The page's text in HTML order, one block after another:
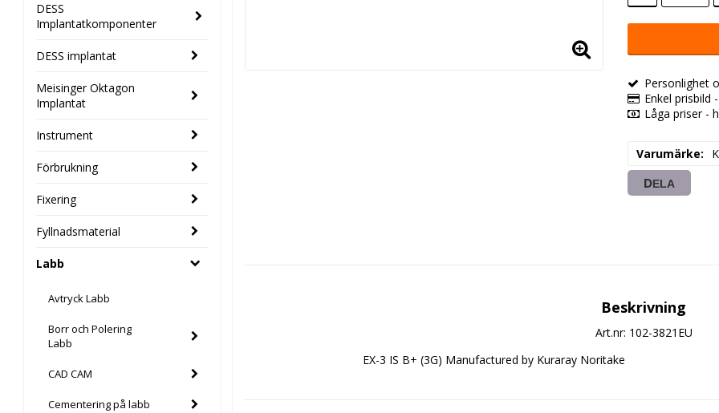
DESS
Implantatkomponenter
DESS implantat
Meisinger Oktagon
Implantat
Instrument
Förbrukning
Fixering
Fyllnadsmaterial
Labb
Avtryck Labb
Borr och Polering
Labb
CAD CAM
Cementering på labb
Personlighet
Enkel prisbild
Låga priser -
Varumärke
DELA
Beskrivning
Art.nr: 102-3821EU
EX-3 IS B+ (3G) Manufactured by Kuraray Noritake